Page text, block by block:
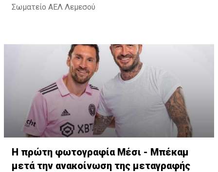
Σωματείο ΑΕΛ Λεμεσού
Η πρώτη φωτογραφία Μέσι - Μπέκαμ
μετά την ανακοίνωση της μεταγραφής